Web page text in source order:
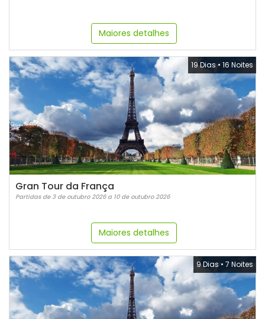
Maiores detalhes
19 Dias • 16 Noites
Gran Tour da França
Partidas de 3 de outubro 2026 a 10 de outubro 2026
Maiores detalhes
9 Dias • 7 Noites